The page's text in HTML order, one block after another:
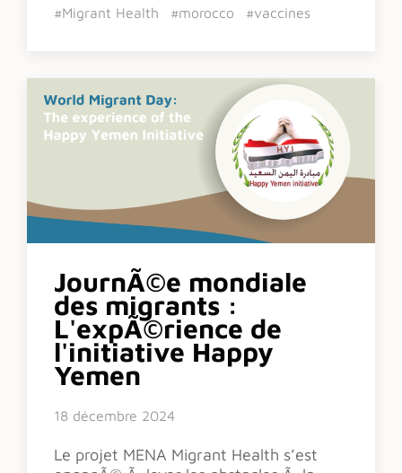
#Migrant Health
#morocco #vaccines
JournÃ©e mondiale
des migrants :
L'expÃ©rience de
l'initiative Happy
Yemen
18 décembre 2024
Le projet MENA Migrant Health s’est